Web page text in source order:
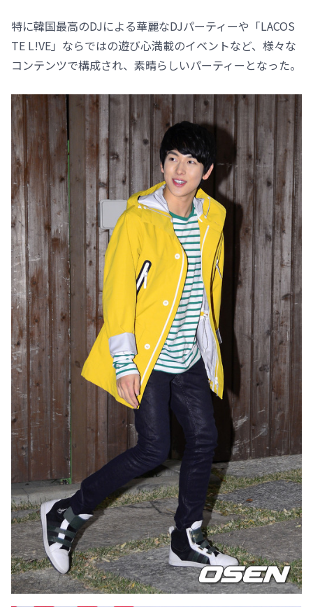
特に韓国最高のDJによる華麗なDJパーティーや「LACOS
TE L!VE」ならではの遊び心満載のイベントなど、様々な
コンテンツで構成され、素晴らしいパーティーとなった。